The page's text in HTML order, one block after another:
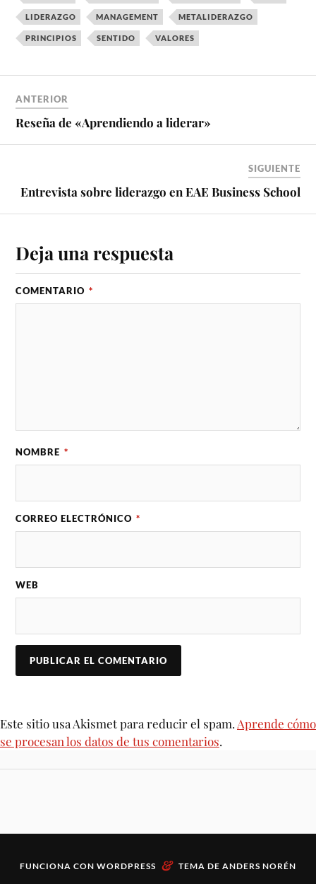
LIDERAZGO MANAGEMENT METALIDERAZGO
PRINCIPIOS SENTIDO VALORES
ANTERIOR
Reseña de «Aprendiendo a liderar»
SIGUIENTE
Entrevista sobre liderazgo en EAE Business School
Deja una respuesta
COMENTARIO *
NOMBRE *
CORREO ELECTRÓNICO *
WEB
Este sitio usa Akismet para reducir el spam.Aprende cómo
se procesan los datos de tus comentarios.
FUNCIONA CON WORDPRESS & TEMA DE ANDERS NORÉN